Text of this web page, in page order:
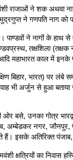
राजाओं ने शक अथवा
ने गणपति नाग को
पाण्डवों ने नागों के
तक्षशिला (तक्षक
महाभारत काल में
बिहार, भारत) पर
भी अर्जुन से हुआ
ओर बसे, उनका गोत्र
अम्बेडकर नगर, जौनपुर,
इसके अतिरिक्त पंजाब,
क्षत्रियों का निवास